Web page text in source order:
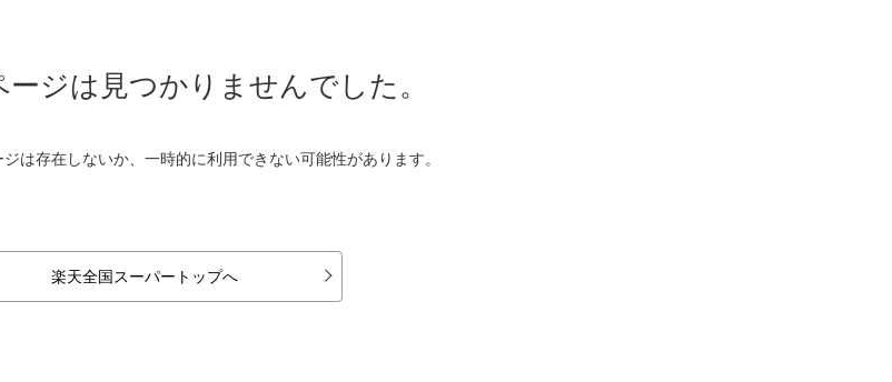
ジは見つかりませんでした。
は存在しないか、一時的に利用できない可能性があります。
楽天全国スーパートップへ